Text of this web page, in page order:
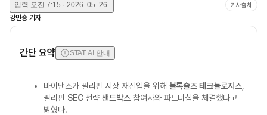
입력 오전 7:15 · 2026. 05. 26. 기사출처
강민승 기자
간단 요약 STAT AI 안내
바이낸스가 필리핀 시장 재진입을 위해 블록숄즈 테크놀로지스,
필리핀 SEC전략샌드박스 참여사와 파트너십을 체결했다고
밝혔다.